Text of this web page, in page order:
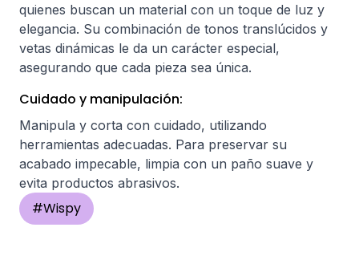
quienes buscan un material con un toque de luz y
elegancia. Su combinación de tonos translúcidos y
vetas dinámicas le da un carácter especial,
asegurando que cada pieza sea única.
Cuidado y manipulación:
Manipula y corta con cuidado, utilizando
herramientas adecuadas. Para preservar su
acabado impecable, limpia con un paño suave y
evita productos abrasivos.
#Wispy